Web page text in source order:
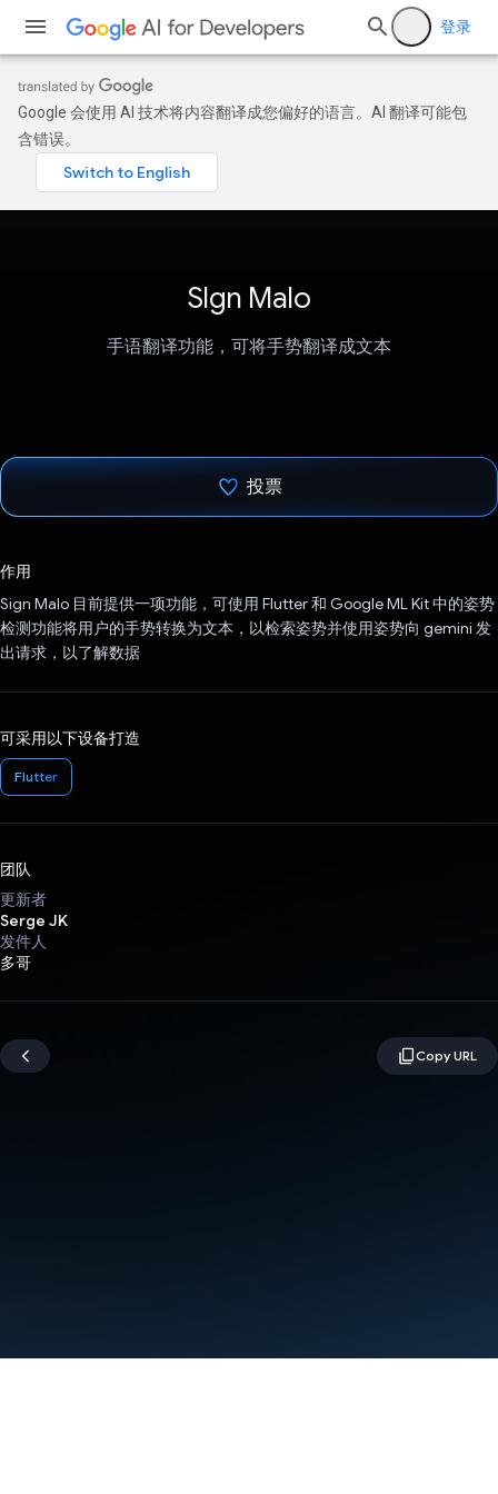
登录
Google 会使用 AI 技术将内容翻译成您偏好的语言。AI 翻译可能包
含错误。
SIgn Malo
手语翻译功能，可将手势翻译成文本
投票
作用
Sign Malo 目前提供一项功能，可使用 Flutter 和 Google ML Kit 中的姿势
检测功能将用户的手势转换为文本，以检索姿势并使用姿势向 gemini 发
出请求，以了解数据
可采用以下设备打造
Flutter
团队
更新者
Serge JK
发件人
多哥